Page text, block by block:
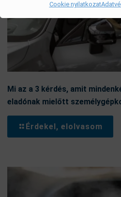
Cookie nyilatkozat
Mi az a 3 kérdés, amit
eladónak mielőtt
Érdekel, elolvasom